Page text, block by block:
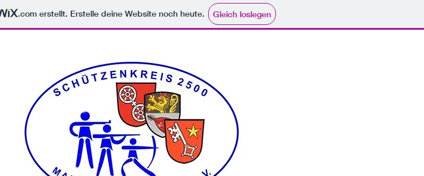
.com erstellt. Erstelle deine Website noch heute. Gleich loslegen